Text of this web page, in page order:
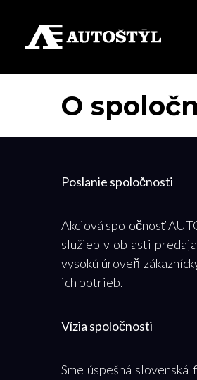
O
Poslanie spoločnosti
Akciová spoločnosť
služieb v oblasti
vysokú úroveň
ich potrieb.
Vízia spoločnosti
Sme úspešná